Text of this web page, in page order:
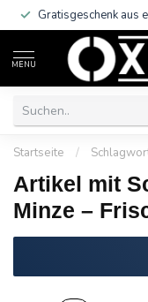
Gratisgeschenk aus
MENU
Startseite /
Artikel mit
Minze –